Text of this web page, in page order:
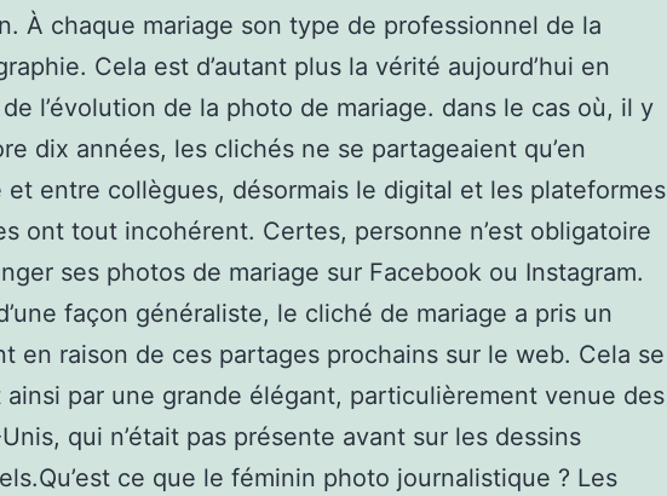
À chaque mariage son type de professionnel de la
Cela est d’autant plus la vérité aujourd’hui en
l’évolution de la photo de mariage. dans le cas où, il y
dix années, les clichés ne se partageaient qu’en
et entre collègues, désormais le digital et les plateformes
ont tout incohérent. Certes, personne n’est obligatoire
ses photos de mariage sur Facebook ou Instagram.
façon généraliste, le cliché de mariage a pris un
en raison de ces partages prochains sur le web. Cela se
ainsi par une grande élégant, particulièrement venue des
qui n’était pas présente avant sur les dessins
ce que le féminin photo journalistique ? Les